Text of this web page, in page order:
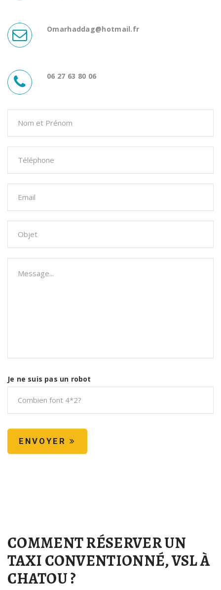
Omarhaddag@hotmail.fr
06 27 63 80 06
Je ne suis pas un robot
ENVOYER
COMMENT RÉSERVER UN
TAXI CONVENTIONNÉ, VSL À
CHATOU ?